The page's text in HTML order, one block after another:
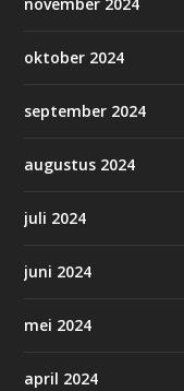
november 2024
oktober 2024
september 2024
augustus 2024
juli 2024
juni 2024
mei 2024
april 2024